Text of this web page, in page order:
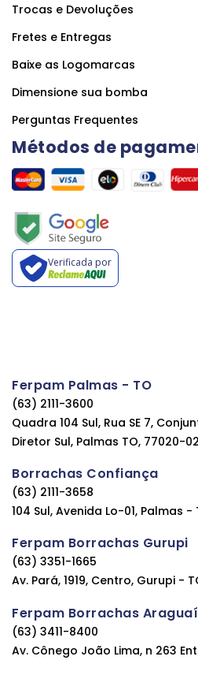
Trocas e Devoluções
Fretes e Entregas
Baixe as Logomarcas
Dimensione sua bomba
Perguntas Frequentes
Métodos de
Verificada por
Ferpam Palmas - TO
(63) 2111-3600
Quadra 104 Sul, Rua SE 7,
Diretor Sul, Palmas TO, 77020-
Borrachas Confiança
(63) 2111-3658
104 Sul, Avenida Lo-01, Palmas -
Ferpam Borrachas Gurupi
(63) 3351-1665
Av. Pará, 1919, Centro, Gurupi -
Ferpam Borrachas
(63) 3411-8400
Av. Cônego João Lima, n 263